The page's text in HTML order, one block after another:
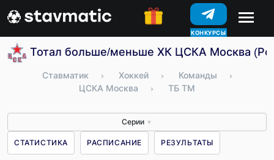
КОНКУРСЫ
Тотал больше/меньше ХК ЦСКА Москва
Ставматик › Хоккей › Команды
›
ЦСКА Москва
› ТБ ТМ
Серии ▼
СТАТИСТИКА РАСПИСАНИЕ РЕЗУЛЬТАТЫ